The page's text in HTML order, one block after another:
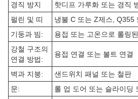
경직 방지
핫디프 가루화 또는 경직
펄린 및 띠
냉불 C 또는 Z제스, Q355
기둥과 빔:
용접 또는 고온으로 롤링
강철 구조의
연결 방법:
용접 연결 또는 볼트 연결
벽과 지붕:
샌드위치 패널 또는 철판
문:
롤 업 도어 또는 슬라이딩